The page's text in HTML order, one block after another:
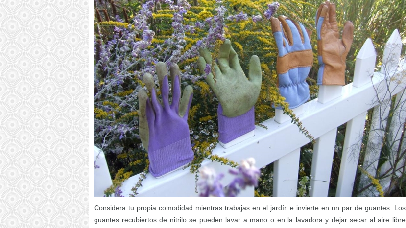
Considera tu propia comodidad mientras trabajas en el jardín e invierte en un par de guantes. Los
guantes recubiertos de nitrilo se pueden lavar a mano o en la lavadora y dejar secar al aire libre